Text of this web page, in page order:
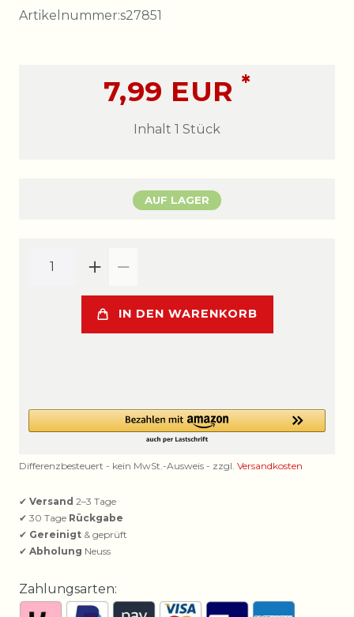
Artikelnummer:s27851
7,99 EUR *
Inhalt 1 Stück
AUF LAGER
IN DEN WARENKORB
Differenzbesteuert - kein MwSt.-Ausweis - zzgl. Versandkosten
✔ Versand 2–3 Tage
✔ 30 Tage Rückgabe
✔ Gereinigt & geprüft
✔ Abholung Neuss
Zahlungsarten: